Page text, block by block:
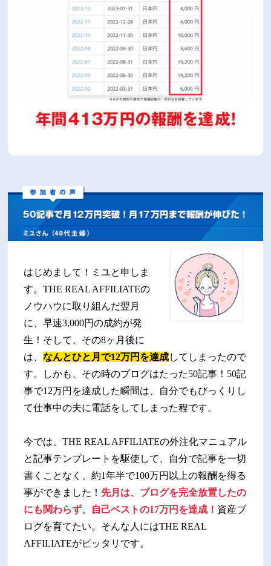
はじめまして！ミユと申しま
す。THE REAL AFFILIATEの
ノウハウに取り組んだ翌月
に、早速3,000円の成約が発
生！そして、その8ヶ月後に
は、 なんとひと月で12万円を達成してしまったので
す。しかも、その時のブログはたった50記事！50記
事で12万円を達成した瞬間は、自分でもびっくりし
て仕事中の夫に電話をしてしまった程です。
今では、THE REAL AFFILIATEの外注化マニュアル
と記事テンプレートを駆使して、自分で記事を一切
書くことなく、約1年半で100万円以上の報酬を得る
事ができました！ 先月は、ブログを完全放置したの
にも関わらず、自己ベストの17万円を達成！ 資産ブ
ログを育てたい。そんな人にはTHE REAL
AFFILIATEがピッタリです。